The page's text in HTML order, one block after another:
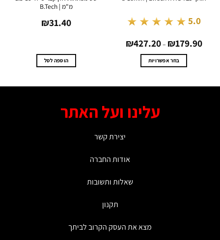
★★★★★
₪
–
₪427.20 מחירים:
עד
בחר אפשרויות
₪31.40
הוספה לסל
עלינו ועל האתר
יצירת קשר
אודות החברה
שאלות ותשובות
מצא את העסק הקרוב לביתך